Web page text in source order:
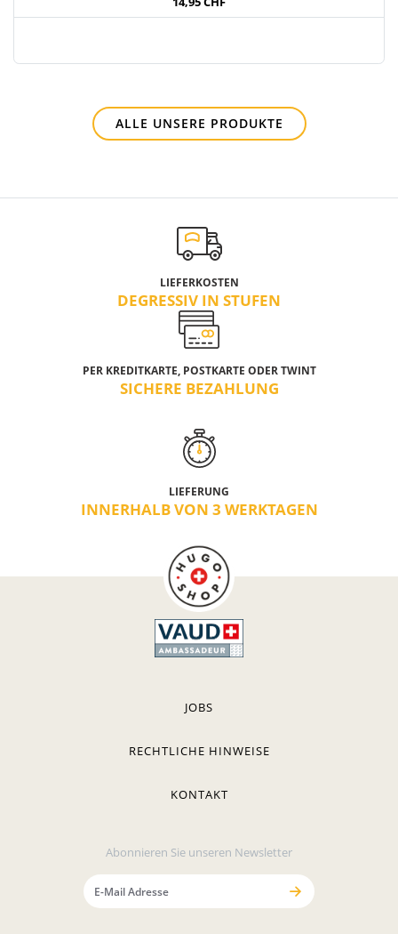
ALLE UNSERE PRODUKTE
LIEFERKOSTEN
DEGRESSIV IN STUFEN
PER KREDITKARTE, POSTKARTE ODER TWINT
SICHERE BEZAHLUNG
LIEFERUNG
INNERHALB VON 3 WERKTAGEN
JOBS
RECHTLICHE HINWEISE
KONTAKT
Abonnieren Sie unseren Newsletter